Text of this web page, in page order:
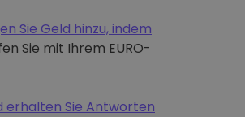
Sie Geld hinzu, indem
Sie mit Ihrem EURO-
erhalten Sie Antworten